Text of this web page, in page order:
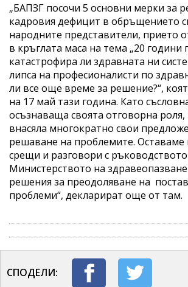
„БАПЗГ посочи 5 основни мерки за
кадровия дефицит в обръщението
народните представители, прието
в кръглата маса на тема „20
катастрофира ли здравната ни
липса на професионалисти по
ли все още време за решение?“,
на 17 май тази година. Като
осъзнаваща своята отговорна
внасяла многократно свои
решаване на проблемите. Оставаме
срещи и разговори с
Министерството на
решения за преодоляване на
проблеми“, декларират още от там.
СПОДЕЛИ: